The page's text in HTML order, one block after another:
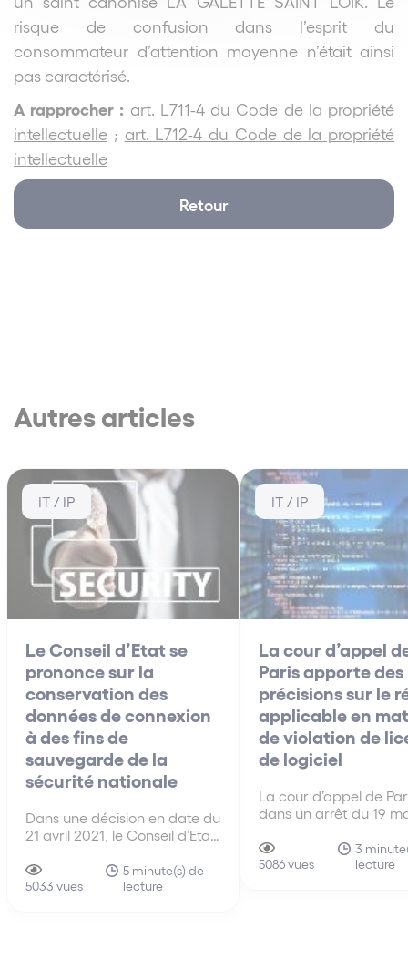
risque de confusion dans l’esprit du
consommateur d’attention moyenne n’était ainsi
pas caractérisé.
A rapprocher : art. L711-4 du Code de la propriété
intellectuelle ; art. L712-4 du Code de la propriété
intellectuelle
Retour
Autres articles
IT / IP
Le Conseil d’Etat se
prononce sur la
conservation des
données de connexion
à des fins de
sauvegarde de la
sécurité nationale
Dans une décision en date du
21 avril 2021, le Conseil d’Etat
conformité du droit français
au droit européen en matière
5033 vues
5 minute(s) de
lecture
IT / IP
La cour d’appel
Paris apporte des
précisions sur le
applicable en
de violation de
de logiciel
La cour d’appel de
dans un arrêt du 19
violation d’un contrat
licence de logiciel ne
5086 vues
3
lecture